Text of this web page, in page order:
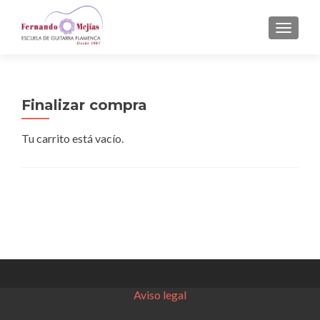
Finalizar compra
Tu carrito está vacío.
Aviso legal